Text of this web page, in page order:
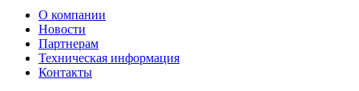
О компании
Новости
Партнерам
Техническая информация
Контакты